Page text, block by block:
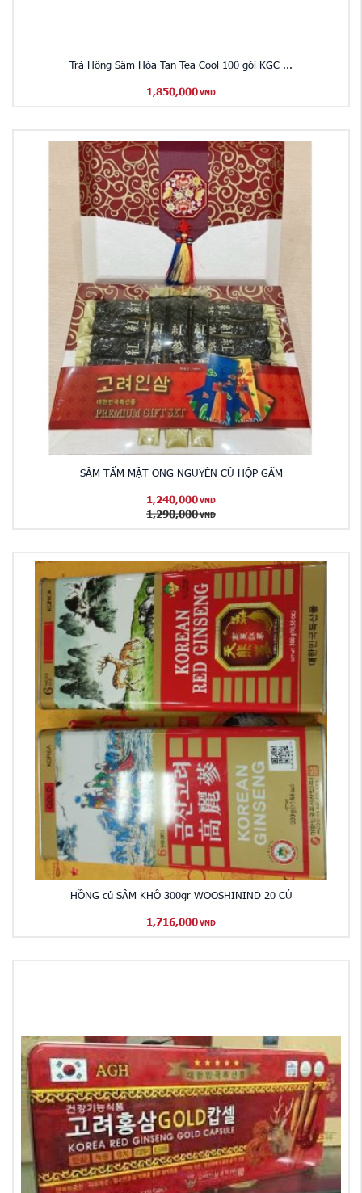
Trà Hồng Sâm Hòa Tan Tea Cool 100 gói KGC ...
1,850,000 VND
SÂM TẨM MẬT ONG NGUYÊN CỦ HỘP GẤM
1,240,000 VND
1,290,000 VND
HỒNG củ SÂM KHÔ 300gr WOOSHININD 20 CỦ
1,716,000 VND